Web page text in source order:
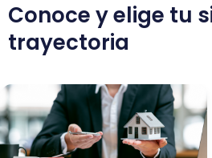
Conoce y elige tu
trayectoria